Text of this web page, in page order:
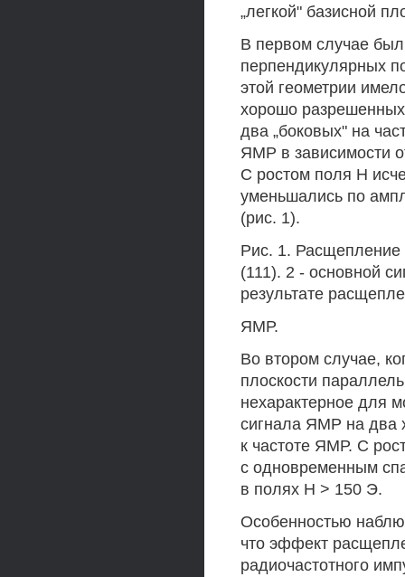
„легкой" базисной
В первом случае
перпендикулярных
этой геометрии
хорошо
два „боковых" на
ЯМР в зависимости
С ростом поля Н
уменьшались по
(рис. 1).
Рис. 1.
(111). 2 - основной
результате
ЯМР.
Во втором случае,
плоскости
нехарактерное для
сигнала ЯМР на два
к частоте ЯМР. С
с одновременным
в полях Н > 150 Э.
Особенностью
что эффект
радиочастотного